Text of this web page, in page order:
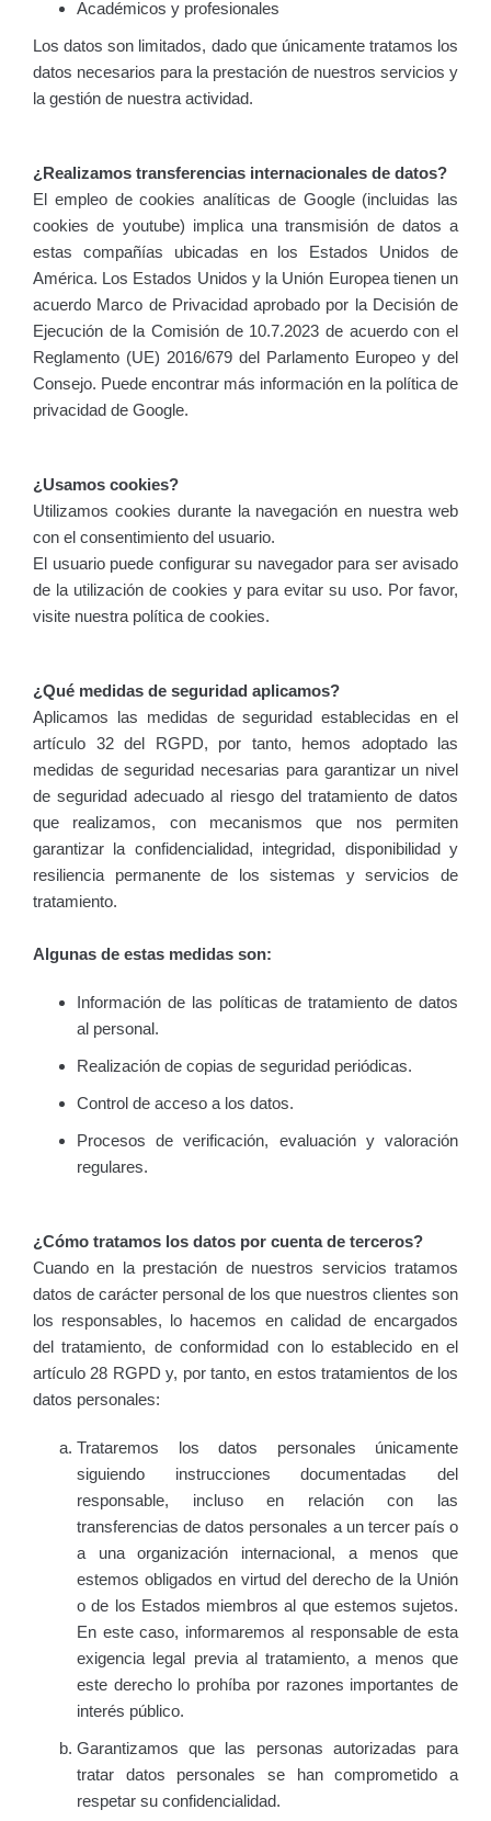
Académicos y profesionales
Los datos son limitados, dado que únicamente tratamos los
datos necesarios para la prestación de nuestros servicios y
la gestión de nuestra actividad.
¿Realizamos transferencias internacionales de datos?
El empleo de cookies analíticas de Google (incluidas las
cookies de youtube) implica una transmisión de datos a
estas compañías ubicadas en los Estados Unidos de
América. Los Estados Unidos y la Unión Europea tienen un
acuerdo Marco de Privacidad aprobado por la Decisión de
Ejecución de la Comisión de 10.7.2023 de acuerdo con el
Reglamento (UE) 2016/679 del Parlamento Europeo y del
Consejo. Puede encontrar más información en la política de
privacidad de Google.
¿Usamos cookies?
Utilizamos cookies durante la navegación en nuestra web
con el consentimiento del usuario.
El usuario puede configurar su navegador para ser avisado
de la utilización de cookies y para evitar su uso. Por favor,
visite nuestra política de cookies.
¿Qué medidas de seguridad aplicamos?
Aplicamos las medidas de seguridad establecidas en el
artículo 32 del RGPD, por tanto, hemos adoptado las
medidas de seguridad necesarias para garantizar un nivel
de seguridad adecuado al riesgo del tratamiento de datos
que realizamos, con mecanismos que nos permiten
garantizar la confidencialidad, integridad, disponibilidad y
resiliencia permanente de los sistemas y servicios de
tratamiento.
Algunas de estas medidas son:
Información de las políticas de tratamiento de datos
al personal.
Realización de copias de seguridad periódicas.
Control de acceso a los datos.
Procesos de verificación, evaluación y valoración
regulares.
¿Cómo tratamos los datos por cuenta de terceros?
Cuando en la prestación de nuestros servicios tratamos
datos de carácter personal de los que nuestros clientes son
los responsables, lo hacemos en calidad de encargados
del tratamiento, de conformidad con lo establecido en el
artículo 28 RGPD y, por tanto, en estos tratamientos de los
datos personales:
Trataremos los datos personales únicamente
siguiendo instrucciones documentadas del
responsable, incluso en relación con las
transferencias de datos personales a un tercer país o
a una organización internacional, a menos que
estemos obligados en virtud del derecho de la Unión
o de los Estados miembros al que estemos sujetos.
En este caso, informaremos al responsable de esta
exigencia legal previa al tratamiento, a menos que
este derecho lo prohíba por razones importantes de
interés público.
Garantizamos que las personas autorizadas para
tratar datos personales se han comprometido a
respetar su confidencialidad.